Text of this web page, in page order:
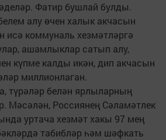
Фатир бушлай булды.
алу өчен халык акчасын
исә коммуналь хезмәтләргә
ашамлыклар сатып алу,
күпме калды икән, дип акчасын
миллионлаган.
түрәләр белән ярлыларның
Мәсәлән, Россиянең Сәламәтлек
уртача хезмәт хакы 97 мең
табибләр һәм шәфкать